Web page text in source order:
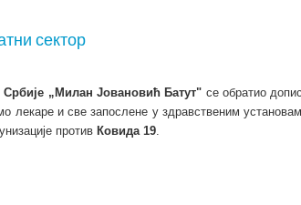
сектор
Србије „Милан Јовановић Батут" се обратио
лекаре и све запослене у здравственим
против Ковида 19.